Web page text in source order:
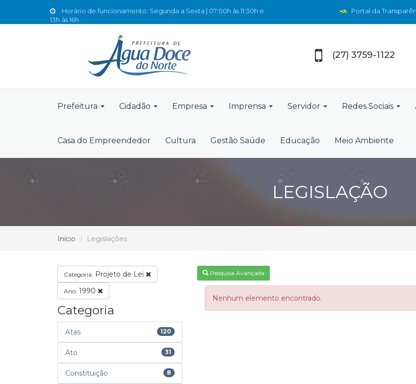
Horário de funcionamento: Segunda a Sexta | 07:00h às 11:30h e
13h às 16h
Portal da
(27) 3759-1122
Prefeitura Cidadão Empresa Imprensa Servidor Redes Sociais
Casa do Empreendedor Cultura Gestão Saúde Educação Meio Ambiente
LEGISLAÇÃO
Início Legislações
Categoria: Projeto de Lei
Ano: 1990
Categoria
Atas 120
Ato 31
Constituição 8
Pesquisa Avançada
Nenhum elemento encontrado.